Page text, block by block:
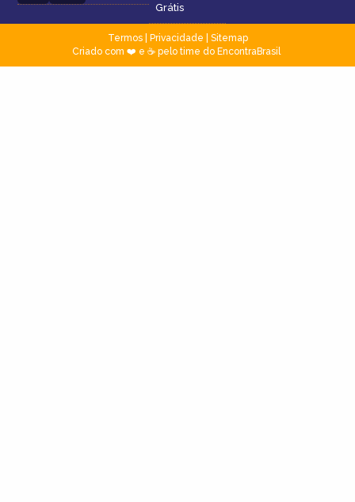
Grátis
Termos| Privacidade
Sitemap
Criado com ❤️ e ☕ pelo time do EncontraBrasil